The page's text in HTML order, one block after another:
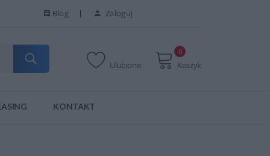
Blog Zaloguj
Ulubione Koszyk
0
KONTAKT